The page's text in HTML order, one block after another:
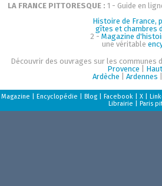
LA FRANCE PITTORESQUE : 1 - Guide en
Histoire de France,
gîtes et chambres
2 - Magazine
une véritable
Découvrir des ouvrages sur les communes
Provence
Ardèche
Ardennes
Magazine Encyclopédie Blog| Facebook| X|
Librairie
Paris